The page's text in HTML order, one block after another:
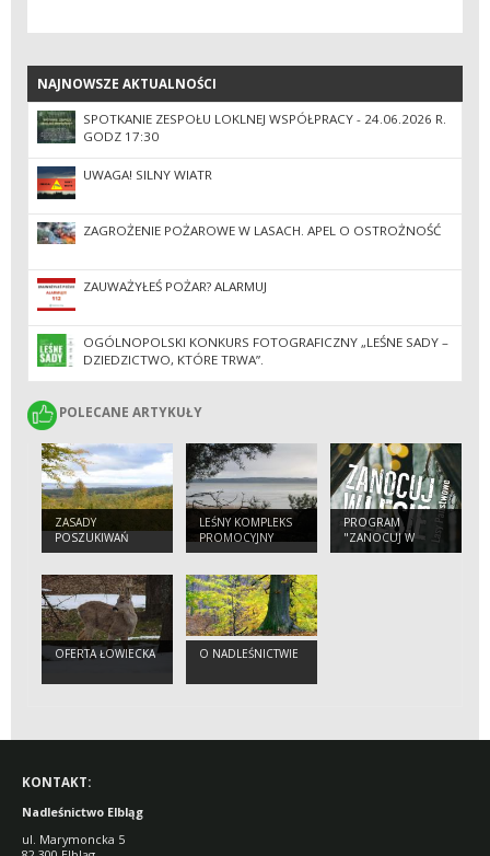
NAJNOWSZE AKTUALNOŚCI
NAJNOWSZE AKTUALNOŚCI
SPOTKANIE ZESPOŁU LOKLNEJ WSPÓŁPRACY - 24.06.2026 R.
GODZ 17:30
UWAGA! SILNY WIATR
ZAGROŻENIE POŻAROWE W LASACH. APEL O OSTROŻNOŚĆ
ZAUWAŻYŁEŚ POŻAR? ALARMUJ
OGÓLNOPOLSKI KONKURS FOTOGRAFICZNY „LEŚNE SADY –
DZIEDZICTWO, KTÓRE TRWA”.
POLECANE ARTYKUŁY
POLECANE ARTYKUŁY
ZASADY
POSZUKIWAŃ
PRZY UŻYCIU
METALI
LEŚNY KOMPLEKS
PROMOCYJNY
"LASY ELBLĄSKO-
PROGRAM
"ZANOCUJ W
LESIE"
OFERTA ŁOWIECKA O NADLEŚNICTWIE
KONTAKT:
Nadleśnictwo Elbląg
ul. Marymoncka 5